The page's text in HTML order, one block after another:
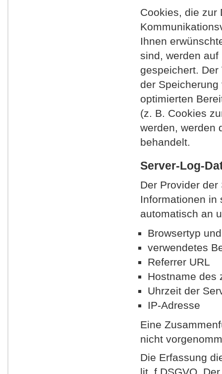
Cookies, die zur
Ihnen
sind, werden auf
gespeichert.
der
optimierten
(z. B. Cookies
werden, werden
behandelt.
Server-Log-
Der Provider
Informationen in
automatisch an
Browsertyp
verwendetes
Referrer URL
Hostname des
Uhrzeit der
IP-Adresse
Eine
nicht
Die Erfassung